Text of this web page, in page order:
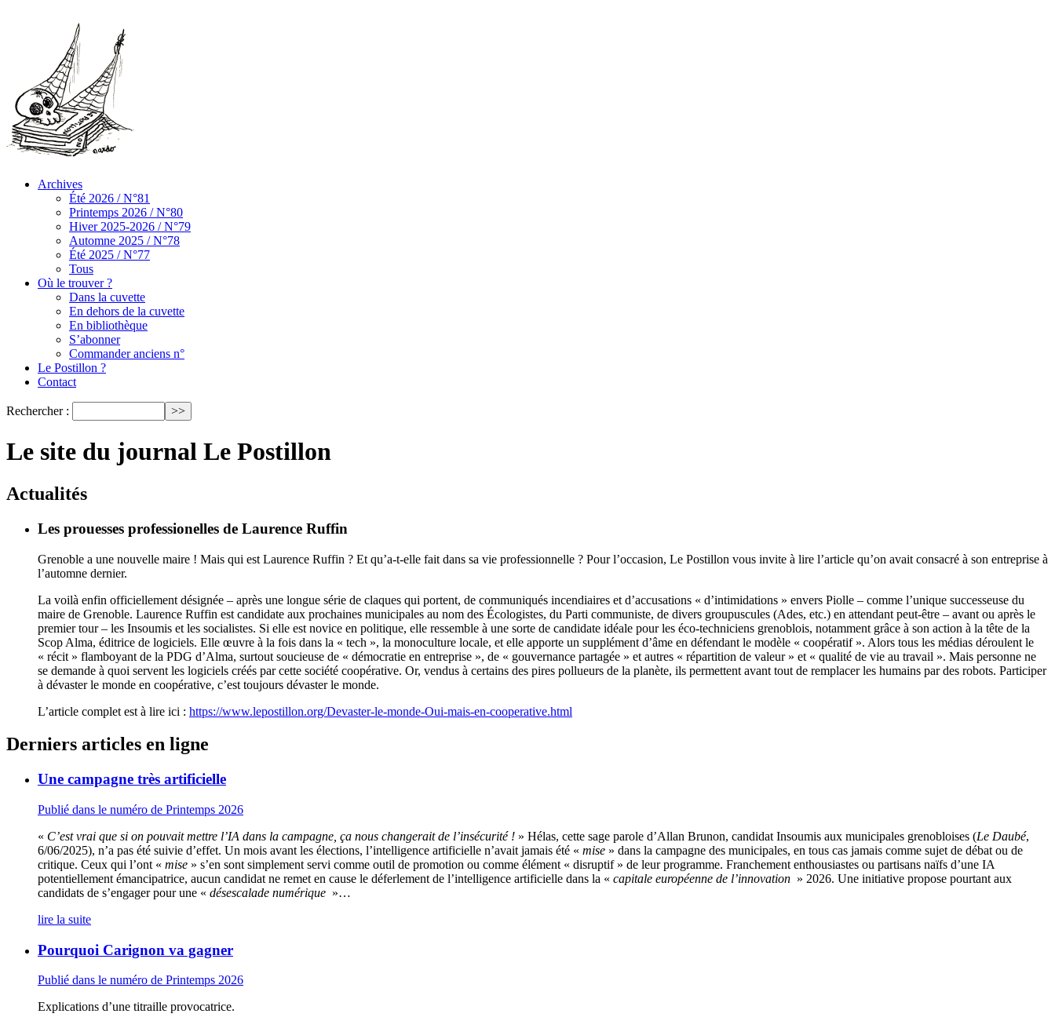
Archives
Été 2026 / N°81
Printemps 2026 / N°80
Hiver 2025-2026 / N°79
Automne 2025 / N°78
Été 2025 / N°77
Tous
Où le trouver ?
Dans la cuvette
En dehors de la cuvette
En bibliothèque
S’abonner
Commander anciens n°
Le Postillon ?
Contact
Rechercher :
Le site du journal Le Postillon
Actualités
Les prouesses professionelles de Laurence Ruffin
Grenoble a une nouvelle maire ! Mais qui est Laurence Ruffin ? Et qu’a-t-elle fait dans sa vie professionnelle ? Pour l’occasion, Le Postillon vous invite à lire l’article qu’on avait consacré à son entreprise à
l’automne dernier.
La voilà enfin officiellement désignée – après une longue série de claques qui portent, de communiqués incendiaires et d’accusations « d’intimidations » envers Piolle – comme l’unique successeuse du
maire de Grenoble. Laurence Ruffin est candidate aux prochaines municipales au nom des Écologistes, du Parti communiste, de divers groupuscules (Ades, etc.) en attendant peut-être – avant ou après le
premier tour – les Insoumis et les socialistes. Si elle est novice en politique, elle ressemble à une sorte de candidate idéale pour les éco-techniciens grenoblois, notamment grâce à son action à la tête de la
Scop Alma, éditrice de logiciels. Elle œuvre à la fois dans la « tech », la monoculture locale, et elle apporte un supplément d’âme en défendant le modèle « coopératif ». Alors tous les médias déroulent le
« récit » flamboyant de la PDG d’Alma, surtout soucieuse de « démocratie en entreprise », de « gouvernance partagée » et autres « répartition de valeur » et « qualité de vie au travail ». Mais personne ne
se demande à quoi servent les logiciels créés par cette société coopérative. Or, vendus à certains des pires pollueurs de la planète, ils permettent avant tout de remplacer les humains par des robots. Participer
à dévaster le monde en coopérative, c’est toujours dévaster le monde.
L’article complet est à lire ici : https://www.lepostillon.org/Devaster-le-monde-Oui-mais-en-cooperative.html
Derniers articles en ligne
Une campagne très artificielle
Publié dans le numéro de Printemps 2026
« C’est vrai que si on pouvait mettre l’IA dans la campagne, ça nous changerait de l’insécurité ! » Hélas, cette sage parole d’Allan Brunon, candidat Insoumis aux municipales grenobloises (Le Daubé,
6/06/2025), n’a pas été suivie d’effet. Un mois avant les élections, l’intelligence artificielle n’avait jamais été « mise » dans la campagne des municipales, en tous cas jamais comme sujet de débat ou de
critique. Ceux qui l’ont « mise » s’en sont simplement servi comme outil de promotion ou comme élément « disruptif » de leur programme. Franchement enthousiastes ou partisans naïfs d’une IA
potentiellement émancipatrice, aucun candidat ne remet en cause le déferlement de l’intelligence artificielle dans la « capitale européenne de l’innovation » 2026. Une initiative propose pourtant aux
candidats de s’engager pour une « désescalade numérique »…
lire la suite
Pourquoi Carignon va gagner
Publié dans le numéro de Printemps 2026
Explications d’une titraille provocatrice.